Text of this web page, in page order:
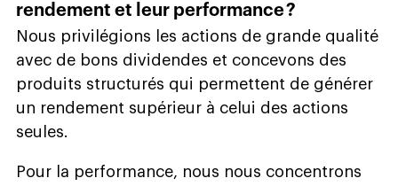
rendement et leur performance ?
Nous privilégions les actions de grande qualité
avec de bons dividendes et concevons des
produits structurés qui permettent de générer
un rendement supérieur à celui des actions
seules.
Pour la performance, nous nous concentrons